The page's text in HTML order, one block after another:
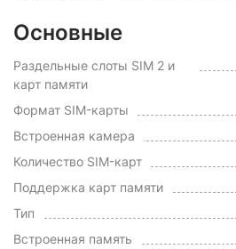
Основные
Раздельные слоты SIM 2 и
карт памяти
Формат SIM-карты
Встроенная камера
Количество SIM-карт
Поддержка карт памяти
Тип
Встроенная память